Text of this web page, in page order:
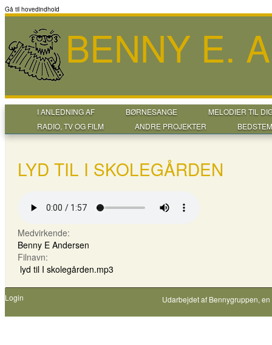
Gå til hovedindhold
BENNY E.
I ANLEDNING AF BØRNESANGE
MELODIER TIL
RADIO, TV OG FILM
ANDRE PROJEKTER
LYD TIL I SKOLEGÅRDEN
Medvirkende:
Benny E Andersen
Filnavn:
lyd til I skolegården.mp3
Login Udarbejdet af Bennygruppen,